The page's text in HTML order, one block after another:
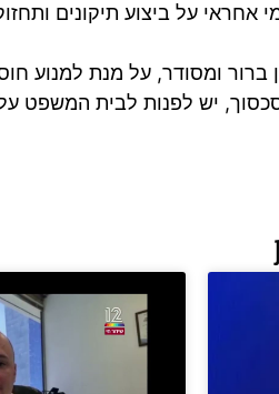
אחראי על ביצוע תיקונים
ברור ומסודר, על מנת למנוע
יש לפנות לבית המשפט